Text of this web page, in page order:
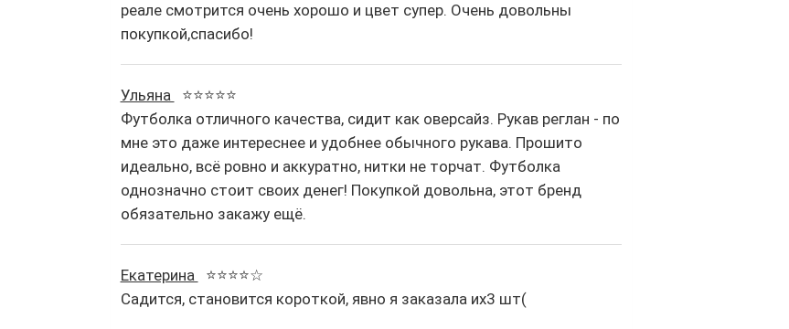
реале смотрится очень хорошо и цвет супер. Очень довольны
покупкой,спасибо!
Ульяна
⭐⭐⭐⭐⭐
Футболка отличного качества, сидит как оверсайз. Рукав реглан - по
мне это даже интереснее и удобнее обычного рукава. Прошито
идеально, всё ровно и аккуратно, нитки не торчат. Футболка
однозначно стоит своих денег! Покупкой довольна, этот бренд
обязательно закажу ещё.
Екатерина
⭐⭐⭐⭐☆
Садится, становится короткой, явно я заказала их3 шт(